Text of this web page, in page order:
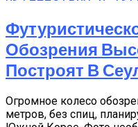
Обозрения
Построят В
Огромное колесо
метров, без спиц,